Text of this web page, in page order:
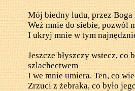
Mój biedny ludu, przez Boga
Weź mnie do siebie, pozwól
I ukryj mnie w tym
Jeszcze błyszczy wstecz, co
szlachectwem
I we mnie umiera. Ten, co
Zrzuci z żebraka, co było